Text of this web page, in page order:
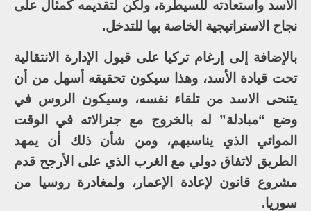
الأسد واستعادته للسيطرة، ولكن لتقديمه كمثال على
نجاح الاستراتيجية الخاصة بها للتدخل.
بالإضافة إلى إرغام تركيا على قبول الإدارة الانتقالية
تحت قيادة الأسد، وهذا سيكون تحقيقه أسهل من أن
يتنحى الاسد من تلقاء نفسه، وسيكون الروس في
وضع “مبادلة” له بالخروج مع جنرالاته في الوقت
المواتي الذي يناسبهم، ومن شأن ذلك أن يمهد
الطريق لاتفاق دولي مع الغرب الذي على الأرجح قدم
مشروع قانون لإعادة الإعمار، ولمغادرة روسيا من
سوريا.